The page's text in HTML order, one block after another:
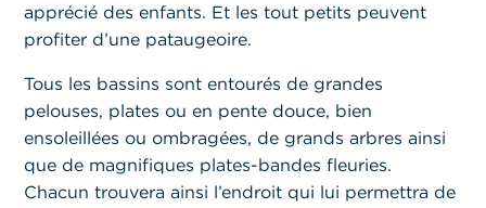
apprécié des enfants. Et les tout petits peuvent
profiter d’une pataugeoire.
Tous les bassins sont entourés de grandes
pelouses, plates ou en pente douce, bien
ensoleillées ou ombragées, de grands arbres ainsi
que de magnifiques plates-bandes fleuries.
Chacun trouvera ainsi l’endroit qui lui permettra de